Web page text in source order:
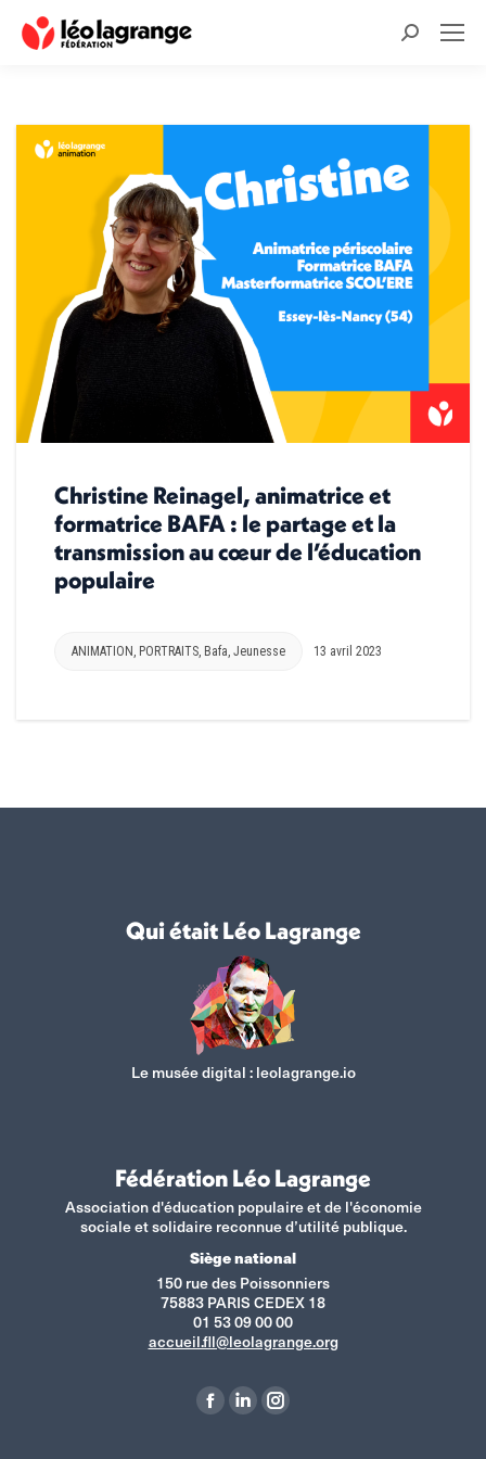
Recherche
Christine Reinagel, animatrice et
formatrice BAFA : le partage et la
transmission au cœur de l’éducation
populaire
ANIMATION, PORTRAITS, Bafa, Jeunesse 13 avril 2023
Qui était Léo Lagrange
Le musée digital : leolagrange.io
Fédération Léo Lagrange
Association d'éducation populaire et de l'économie
sociale et solidaire reconnue d’utilité publique.
Siège national
150 rue des Poissonniers
75883 PARIS CEDEX 18
01 53 09 00 00
accueil.fll@leolagrange.org
La
La
La